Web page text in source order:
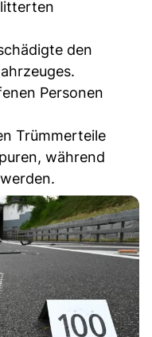
den
Personen
Trümmerteile
während